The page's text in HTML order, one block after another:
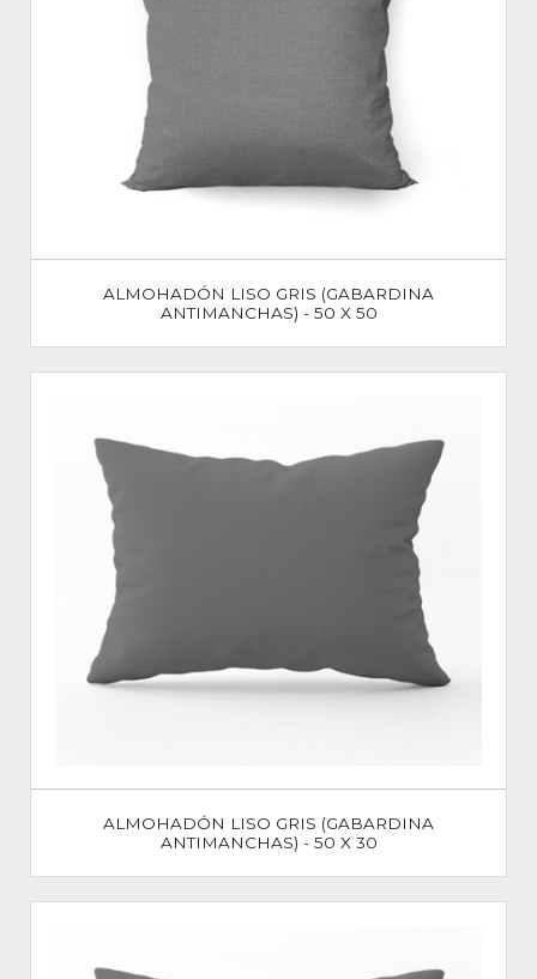
ALMOHADÓN LISO GRIS (GABARDINA
ANTIMANCHAS) - 50 X 50
ALMOHADÓN LISO GRIS (GABARDINA
ANTIMANCHAS) - 50 X 30